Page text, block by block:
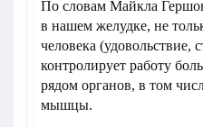
По словам Майкла
в нашем желудке, не
человека
контролирует работу
рядом органов, в том
мышцы.